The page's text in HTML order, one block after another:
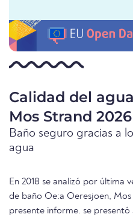
Calidad del
Mos Strand 2026
Baño seguro gracias a
agua
En 2018 se analizó por última
de baño Oe:a Oeresjoen,
presente informe. se